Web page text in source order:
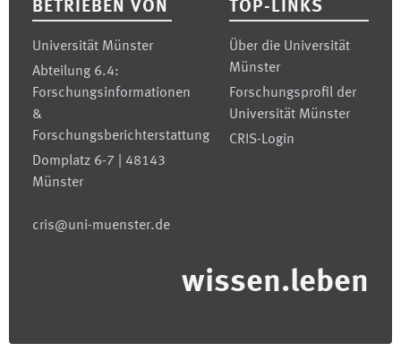
BETRIEBEN VON
Universität Münster
Abteilung 6.4:
Forschungsinformationen
&
Forschungsberichterstattung
Domplatz 6-7 | 48143
Münster
cris@uni-muenster.de
TOP-LINKS
Über die Universität
Münster
Forschungsprofil der
Universität Münster
CRIS-Login
wissen.leben